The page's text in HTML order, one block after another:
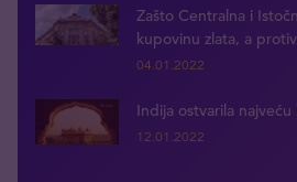
Zašto Centralna i
kupovinu zlata, a
04.01.2022
Indija ostvarila
12.01.2022